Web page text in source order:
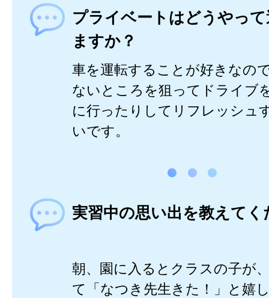
プライベートはどうやっ
ますか？
車を運転することが好きなの
ないところを狙ってドライブ
に行ったりしてリフレッシュ
いです。
実習中の思い出を教えてく
朝、園に入るとクラスの子が
て「なつき先生きた！」と嬉